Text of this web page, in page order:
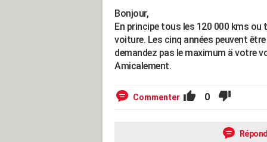
Bonjour,
En principe tous les 120 000 kms
voiture. Les cinq années peuvent
demandez pas le maximum ä votre
Amicalement.
Commenter 0